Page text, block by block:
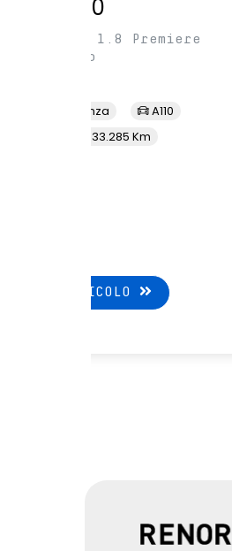
A110
A110 1.8 Premiere
Auto
Renord Piacenza
A110
33.285 Km
SCHEDA VEICOLO